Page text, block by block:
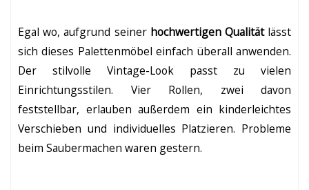
Egal wo, aufgrund seiner hochwertigen Qualitätlässt
sich dieses Palettenmöbel einfach überall anwenden.
Der stilvolle Vintage-Look passt zu vielen
Einrichtungsstilen. Vier Rollen, zwei davon
feststellbar, erlauben außerdem ein kinderleichtes
Verschieben und individuelles Platzieren. Probleme
beim Saubermachen waren gestern.